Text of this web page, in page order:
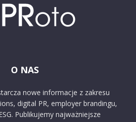
O NAS
nowe informacje z zakresu
digital PR, employer brandingu,
Publikujemy najważniejsze